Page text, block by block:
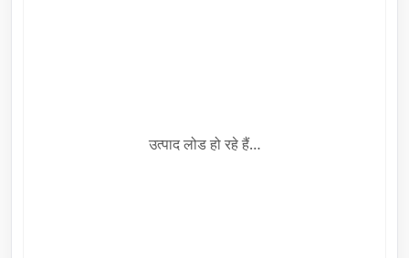
उत्पाद लोड हो रहे हैं…